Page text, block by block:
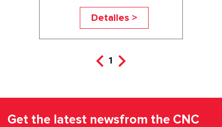
Detalles >
1
Get the latest newsfrom the CNC